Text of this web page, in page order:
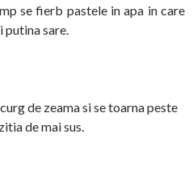
se fierb pastele in apa in care
putina sare.
de zeama si se toarna peste
de mai sus.